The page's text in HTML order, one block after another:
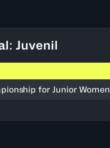
Juvenil
for Junior Women